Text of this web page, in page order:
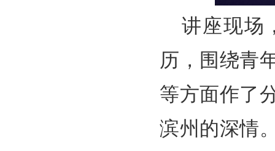
讲座现场
历，围绕青
等方面作了
滨州的深情